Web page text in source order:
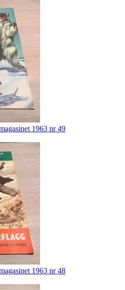
1963 nr 49
1963 nr 48